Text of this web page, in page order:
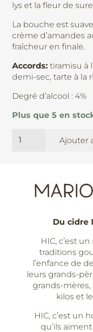
lys et la fleur de
La bouche est
crème d’amandes
fraîcheur en finale.
Accords: tiramisu à
demi-sec, tarte à la
Degré d’alcool : 4%
Plus que 5 en
de
Patric'HIC
Ajouter
Du cidre
HIC, c’est
traditions
l’enfance de
leurs grands-
grands-
kilos et
HIC, c’est un
qu’ils